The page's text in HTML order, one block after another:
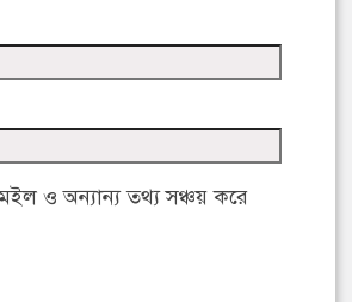
ও অন্যান্য তথ্য সঞ্চয় করে